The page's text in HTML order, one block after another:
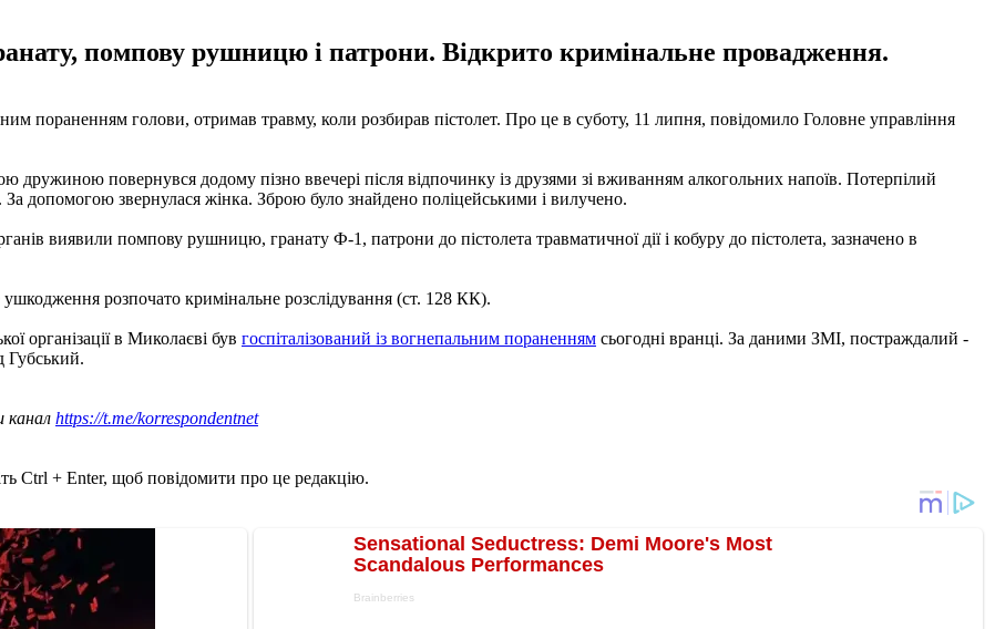
помпову рушницю і патрони. Відкрито кримінальне провадження.
пораненням голови, отримав травму, коли розбирав пістолет. Про це в суботу, 11 липня, повідомило Головне управління
дружиною повернувся додому пізно ввечері після відпочинку із друзями зі вживанням алкогольних напоїв. Потерпілий
За допомогою звернулася жінка. Зброю було знайдено поліцейськими і вилучено.
виявили помпову рушницю, гранату Ф-1, патрони до пістолета травматичної дії і кобуру до пістолета, зазначено в
розпочато кримінальне розслідування (ст. 128 КК).
організації в Миколаєві був госпіталізований із вогнепальним пораненням сьогодні вранці. За даними ЗМІ, постраждалий -
Губський.
канал https://t.me/korrespondentnet
Ctrl + Enter, щоб повідомити про це редакцію.